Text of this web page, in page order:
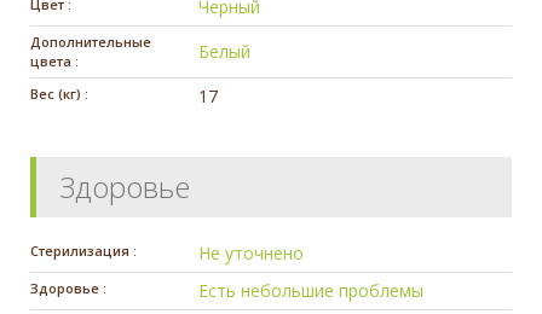
Цвет : Черный
Дополнительные
цвета :
Белый
Вес (кг) : 17
Здоровье
Стерилизация : Не уточнено
Здоровье : Есть небольшие проблемы